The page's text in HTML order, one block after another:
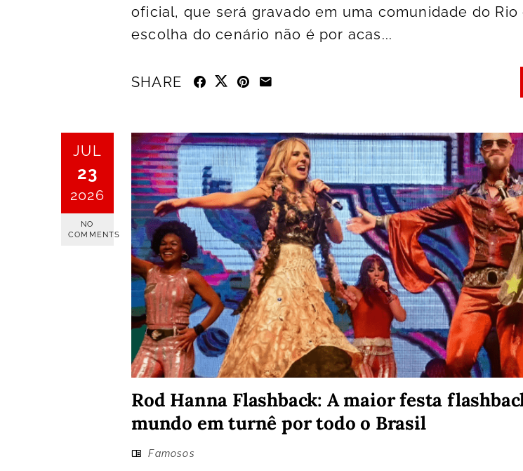
oficial, que será gravado em uma comunidade do Rio
escolha do cenário não é por acas...
SHARE
JUL
23
2026
NO
COMMENTS
Rod Hanna Flashback: A maior festa
mundo em turnê por todo o Brasil
Famosos